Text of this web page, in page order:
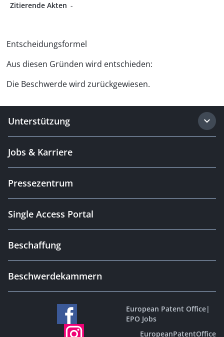
Zitierende Akten -
Entscheidungsformel
Aus diesen Gründen wird entschieden:
Die Beschwerde wird zurückgewiesen.
Unterstützung
Jobs & Karriere
Pressezentrum
Single Access Portal
Beschaffung
Beschwerdekammern
European Patent Office|
EPO Jobs
EuropeanPatentOffice